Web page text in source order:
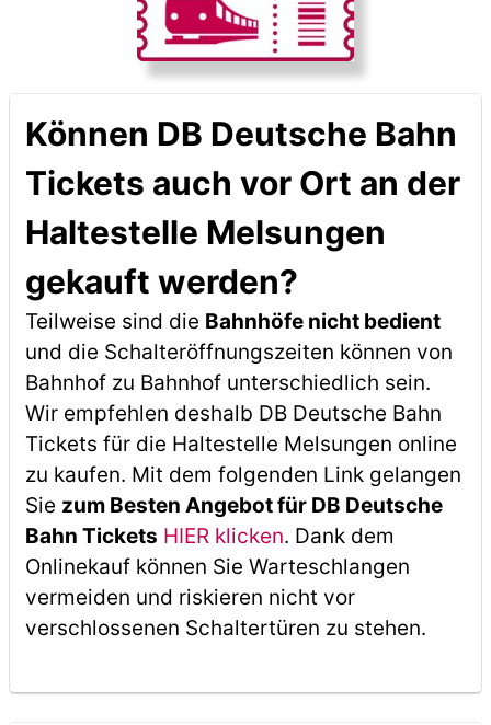
Können DB Deutsche Bahn
Tickets auch vor Ort an der
Haltestelle Melsungen
gekauft werden?
Teilweise sind die Bahnhöfe nicht bedient
und die Schalteröffnungszeiten können von
Bahnhof zu Bahnhof unterschiedlich sein.
Wir empfehlen deshalb DB Deutsche Bahn
Tickets für die Haltestelle Melsungen online
zu kaufen. Mit dem folgenden Link gelangen
Sie zum Besten Angebot für DB Deutsche
Bahn Tickets HIER klicken. Dank dem
Onlinekauf können Sie Warteschlangen
vermeiden und riskieren nicht vor
verschlossenen Schaltertüren zu stehen.